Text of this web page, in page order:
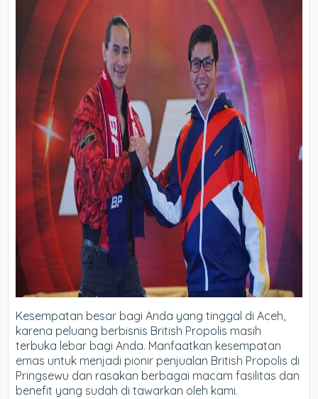
Kesempatan besar bagi Anda yang tinggal di Aceh,
karena peluang berbisnis British Propolis masih
terbuka lebar bagi Anda. Manfaatkan kesempatan
emas untuk menjadi pionir penjualan British Propolis di
Pringsewu dan rasakan berbagai macam fasilitas dan
benefit yang sudah di tawarkan oleh kami.